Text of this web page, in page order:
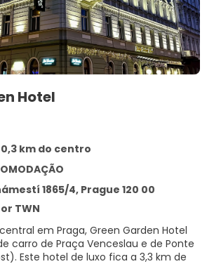
Hotel
km do centro
1865/4, Prague 120 00
TWN
em Praga, Green Garden Hotel
carro de Praça Venceslau e de Ponte
km de